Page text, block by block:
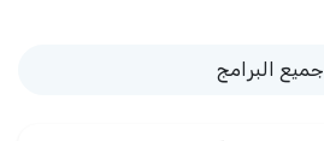
جميع البرامج